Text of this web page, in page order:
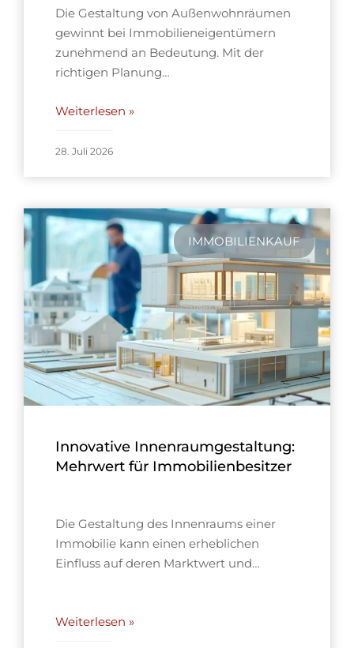
Die Gestaltung von Außenwohnräumen
gewinnt bei Immobilieneigentümern
zunehmend an Bedeutung. Mit der
richtigen Planung…
Weiterlesen »
28. Juli 2026
IMMOBILIENKAUF
Innovative Innenraumgestaltung:
Mehrwert für Immobilienbesitzer
Die Gestaltung des Innenraums einer
Immobilie kann einen erheblichen
Einfluss auf deren Marktwert und…
Weiterlesen »